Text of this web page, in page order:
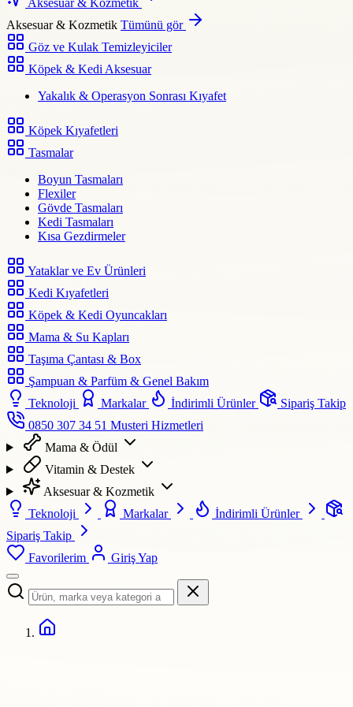
Aksesuar & Kozmetik
Aksesuar & Kozmetik Tümünü gör
Göz ve Kulak Temizleyiciler
Köpek & Kedi Aksesuar
Yakalık & Operasyon Sonrası Kıyafet
Köpek Kıyafetleri
Tasmalar
Boyun Tasmaları
Flexiler
Gövde Tasmaları
Kedi Tasmaları
Kısa Gezdirmeler
Yataklar ve Ev Ürünleri
Kedi Kıyafetleri
Köpek & Kedi Oyuncakları
Mama & Su Kapları
Taşıma Çantası & Box
Şampuan & Parfüm & Genel Bakım
Teknoloji
Markalar İndirimli Ürünler
Sipariş Takip
0850 307 34 51 Musteri Hizmetleri
Mama & Ödül
Vitamin & Destek
Aksesuar & Kozmetik
Teknoloji
Markalar
İndirimli Ürünler
Sipariş Takip
Favorilerim
Giriş Yap